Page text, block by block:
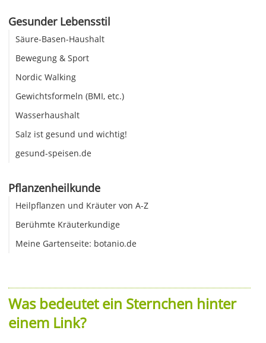
Gesunder Lebensstil
Säure-Basen-Haushalt
Bewegung & Sport
Nordic Walking
Gewichtsformeln (BMI, etc.)
Wasserhaushalt
Salz ist gesund und wichtig!
gesund-speisen.de
Pflanzenheilkunde
Heilpflanzen und Kräuter von A-Z
Berühmte Kräuterkundige
Meine Gartenseite: botanio.de
Was bedeutet ein Sternchen hinter
einem Link?